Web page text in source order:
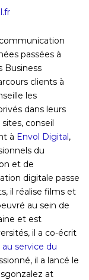
passées à
Business
clients à
les
dans leurs
conseil
à Envol Digital,
du
et de
digitale passe
il réalise films et
au sein de
et est
il a co-écrit
service du
il a lancé le
sgonzalez at